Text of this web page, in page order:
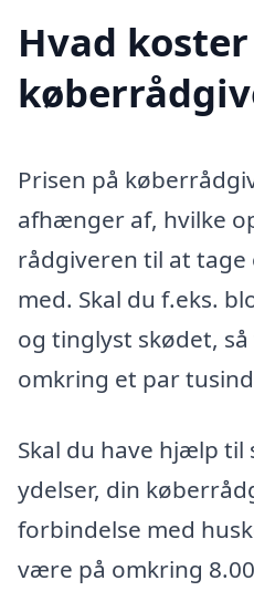
Hvad
Prisen på
afhænger af, hvilke
rådgiveren til at
med. Skal du f.eks.
og tinglyst skødet,
omkring et par
Skal du have hjælp til
ydelser, din
forbindelse med
være på omkring